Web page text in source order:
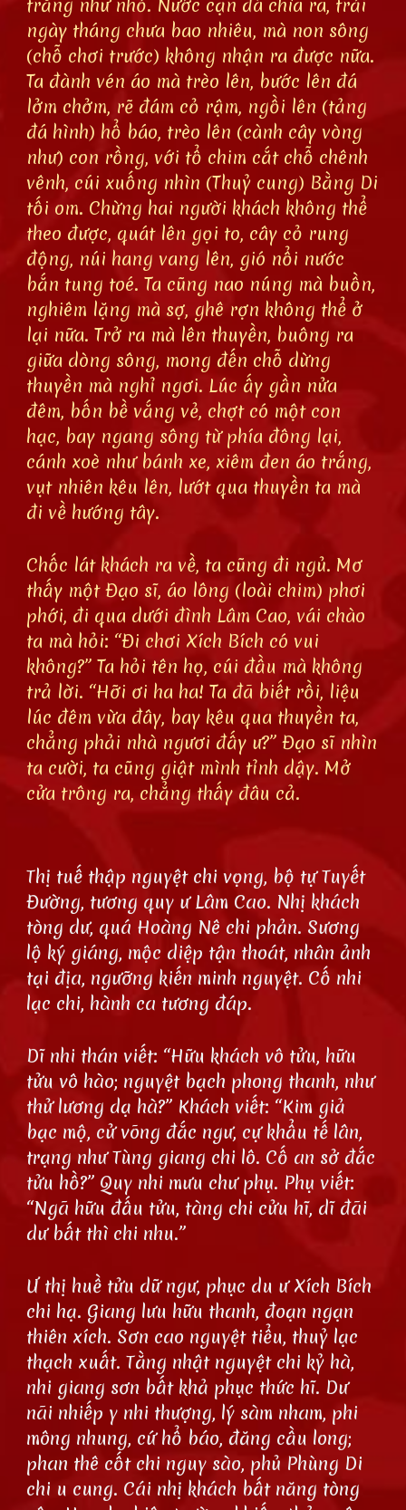
trăng như nhỏ. Nước cạn đá chìa ra, trải
ngày tháng chưa bao nhiêu, mà non sông
(chỗ chơi trước) không nhận ra được nữa.
Ta đành vén áo mà trèo lên, bước lên đá
lởm chởm, rẽ đám cỏ rậm, ngồi lên (tảng
đá hình) hổ báo, trèo lên (cành cây vòng
như) con rồng, với tổ chim cắt chỗ chênh
vênh, cúi xuống nhìn (Thuỷ cung) Bằng Di
tối om. Chừng hai người khách không thể
theo được, quát lên gọi to, cây cỏ rung
động, núi hang vang lên, gió nổi nước
bắn tung toé. Ta cũng nao núng mà buồn,
nghiêm lặng mà sợ, ghê rợn không thể ở
lại nữa. Trở ra mà lên thuyền, buông ra
giữa dòng sông, mong đến chỗ dừng
thuyền mà nghỉ ngơi. Lúc ấy gần nửa
đêm, bốn bề vắng vẻ, chợt có một con
hạc, bay ngang sông từ phía đông lại,
cánh xoè như bánh xe, xiêm đen áo trắng,
vụt nhiên kêu lên, lướt qua thuyền ta mà
đi về hướng tây.
Chốc lát khách ra về, ta cũng đi ngủ. Mơ
thấy một Đạo sĩ, áo lông (loài chim) phơi
phới, đi qua dưới đình Lâm Cao, vái chào
ta mà hỏi: “Đi chơi Xích Bích có vui
không?” Ta hỏi tên họ, cúi đầu mà không
trả lời. “Hỡi ơi ha ha! Ta đã biết rồi, liệu
lúc đêm vừa đây, bay kêu qua thuyền ta,
chẳng phải nhà ngươi đấy ư?” Đạo sĩ nhìn
ta cười, ta cũng giật mình tỉnh dậy. Mở
cửa trông ra, chẳng thấy đâu cả.
Thị tuế thập nguyệt chi vọng, bộ tự Tuyết
Đường, tương quy ư Lâm Cao. Nhị khách
tòng dư, quá Hoàng Nê chi phản. Sương
lộ ký giáng, mộc diệp tận thoát, nhân ảnh
tại địa, ngưỡng kiến minh nguyệt. Cố nhi
lạc chi, hành ca tương đáp.
Dĩ nhi thán viết: “Hữu khách vô tửu, hữu
tửu vô hào; nguyệt bạch phong thanh, như
thử lương dạ hà?” Khách viết: “Kim giả
bạc mộ, cử võng đắc ngư, cự khẩu tế lân,
trạng như Tùng giang chi lô. Cố an sở đắc
tửu hồ?” Quy nhi mưu chư phụ. Phụ viết:
“Ngã hữu đấu tửu, tàng chi cửu hĩ, dĩ đãi
dư bất thì chi nhu.”
Ư thị huề tửu dữ ngư, phục du ư Xích Bích
chi hạ. Giang lưu hữu thanh, đoạn ngạn
thiên xích. Sơn cao nguyệt tiểu, thuỷ lạc
thạch xuất. Tằng nhật nguyệt chi kỷ hà,
nhi giang sơn bất khả phục thức hĩ. Dư
nãi nhiếp y nhi thượng, lý sàm nham, phi
mông nhung, cứ hổ báo, đăng cầu long;
phan thê cốt chi nguy sào, phủ Phùng Di
chi u cung. Cái nhị khách bất năng tòng